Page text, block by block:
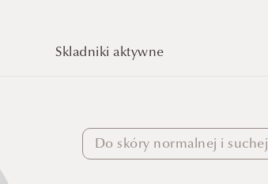
Skladniki aktywne
Do skóry normalnej i suchej